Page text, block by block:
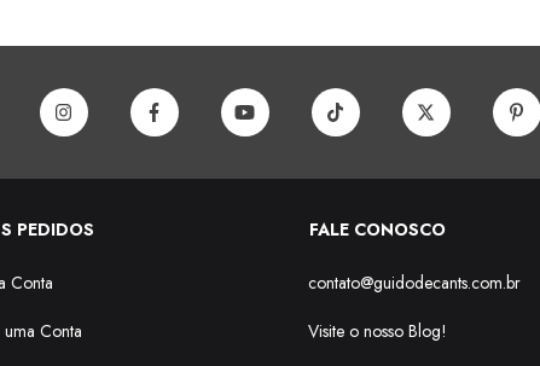
PEDIDOS
Conta
Conta
FALE CONOSCO
contato@guidodecants.com.br
Visite o nosso Blog!